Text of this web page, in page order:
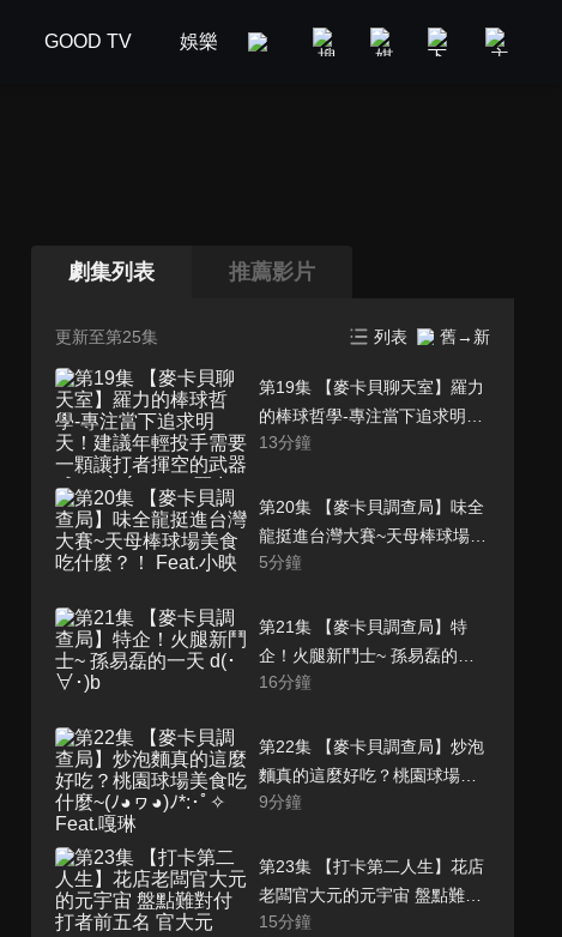
GOOD TV 娛樂 美食旅遊 新聞政論
劇集列表 推薦影片
更新至第25集 列表 舊→新
第19集 【麥卡貝聊天室】羅力
的棒球哲學-專注當下追求明
天！建議年輕投手需要一顆讓
feat. 羅力
13分鐘
第20集 【麥卡貝調查局】味全
龍挺進台灣大賽~天母棒球場美
食吃什麼？！ Feat.小映
5分鐘
第21集 【麥卡貝調查局】特
企！火腿新鬥士~ 孫易磊的一
天 d(･∀･)b
16分鐘
第22集 【麥卡貝調查局】炒泡
麵真的這麼好吃？桃園球場美
食吃什麼~(ﾉ◕ヮ◕)ﾉ*:･ﾟ✧ Feat.
9分鐘
第23集 【打卡第二人生】花店
老闆官大元的元宇宙 盤點難對
付打者前五名 官大元
15分鐘